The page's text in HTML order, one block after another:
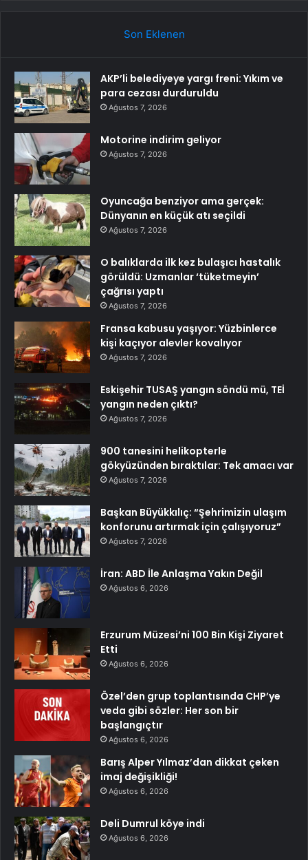
Son Eklenen
AKP’li belediyeye yargı freni: Yıkım ve
para cezası durduruldu
Ağustos 7, 2026
Motorine indirim geliyor
Ağustos 7, 2026
Oyuncağa benziyor ama gerçek:
Dünyanın en küçük atı seçildi
Ağustos 7, 2026
O balıklarda ilk kez bulaşıcı hastalık
görüldü: Uzmanlar ‘tüketmeyin’
çağrısı yaptı
Ağustos 7, 2026
Fransa kabusu yaşıyor: Yüzbinlerce
kişi kaçıyor alevler kovalıyor
Ağustos 7, 2026
Eskişehir TUSAŞ yangın söndü mü, TEİ
yangın neden çıktı?
Ağustos 7, 2026
900 tanesini helikopterle
gökyüzünden bıraktılar: Tek amacı var
Ağustos 7, 2026
Başkan Büyükkılıç: “Şehrimizin ulaşım
konforunu artırmak için çalışıyoruz”
Ağustos 7, 2026
İran: ABD İle Anlaşma Yakın Değil
Ağustos 6, 2026
Erzurum Müzesi’ni 100 Bin Kişi Ziyaret
Etti
Ağustos 6, 2026
Özel’den grup toplantısında CHP’ye
veda gibi sözler: Her son bir
başlangıçtır
Ağustos 6, 2026
Barış Alper Yılmaz’dan dikkat çeken
imaj değişikliği!
Ağustos 6, 2026
Deli Dumrul köye indi
Ağustos 6, 2026